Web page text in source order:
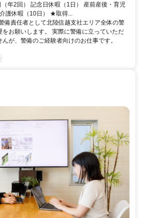
年2回） 記念日休暇（1日） 産前産後・育児
護休暇（10日） ★取得...
備責任者として北陸信越支社エリア全体の警
をお願いします。 実際に警備に立っていただ
が、警備のご経験者向けのお仕事です。